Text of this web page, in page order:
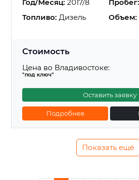
Год/Месяц: 2017/8 Пробег:
Топливо: Дизель Объем:
Стоимость
Цена во Владивостоке:
"под ключ"
Оставить заявку
Подробнее
Показать ещё